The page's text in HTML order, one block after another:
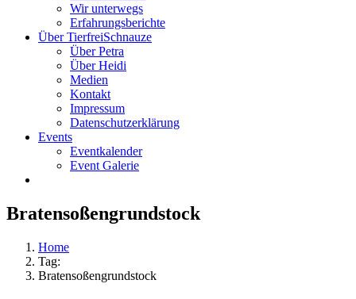
Wir unterwegs
Erfahrungsberichte
Über TierfreiSchnauze
Über Petra
Über Heidi
Medien
Kontakt
Impressum
Datenschutzerklärung
Events
Eventkalender
Event Galerie
Bratensoßengrundstock
Home
Tag:
Bratensoßengrundstock